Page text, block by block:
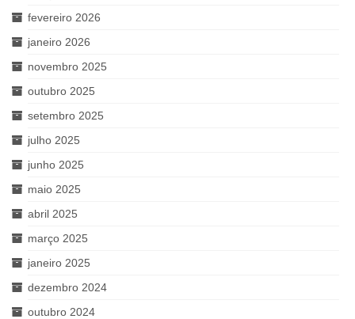
fevereiro 2026
janeiro 2026
novembro 2025
outubro 2025
setembro 2025
julho 2025
junho 2025
maio 2025
abril 2025
março 2025
janeiro 2025
dezembro 2024
outubro 2024